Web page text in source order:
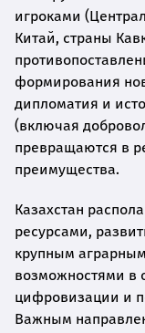
игроками
Китай, страны
формирования
дипломатия и
(включая
превращаются в
преимущества.
Казахстан
ресурсами,
крупным
возможностями в
цифровизации и
Важным